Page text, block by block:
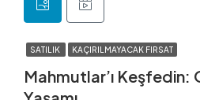
SATILIK KAÇIRILMAYACAK FIRSAT
Mahmutlar’ı Keşfedin: